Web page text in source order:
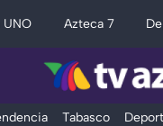
UNO Azteca 7
Tabasco